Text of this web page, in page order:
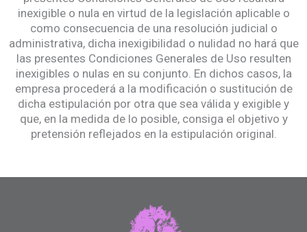
inexigible o nula en virtud de la legislación aplicable o
como consecuencia de una resolución judicial o
administrativa, dicha inexigibilidad o nulidad no hará que
las presentes Condiciones Generales de Uso resulten
inexigibles o nulas en su conjunto. En dichos casos, la
empresa procederá a la modificación o sustitución de
dicha estipulación por otra que sea válida y exigible y
que, en la medida de lo posible, consiga el objetivo y
pretensión reflejados en la estipulación original.